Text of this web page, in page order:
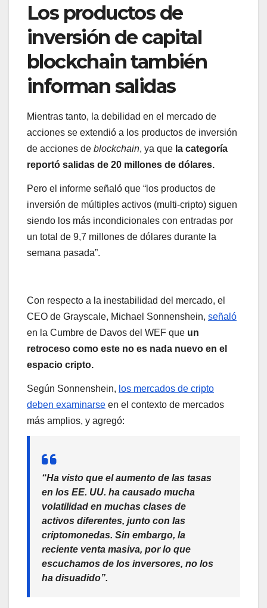
Los productos de
inversión de capital
blockchain también
informan salidas
Mientras tanto, la debilidad en el mercado de
acciones se extendió a los productos de inversión
de acciones de blockchain, ya que la categoría
reportó salidas de 20 millones de dólares.
Pero el informe señaló que “los productos de
inversión de múltiples activos (multi-cripto) siguen
siendo los más incondicionales con entradas por
un total de 9,7 millones de dólares durante la
semana pasada”.
Con respecto a la inestabilidad del mercado, el
CEO de Grayscale, Michael Sonnenshein, señaló
en la Cumbre de Davos del WEF que un
retroceso como este no es nada nuevo en el
espacio cripto.
Según Sonnenshein, los mercados de cripto
deben examinarse en el contexto de mercados
más amplios, y agregó:
“Ha visto que el aumento de las tasas
en los EE. UU. ha causado mucha
volatilidad en muchas clases de
activos diferentes, junto con las
criptomonedas. Sin embargo, la
reciente venta masiva, por lo que
escuchamos de los inversores, no los
ha disuadido”.